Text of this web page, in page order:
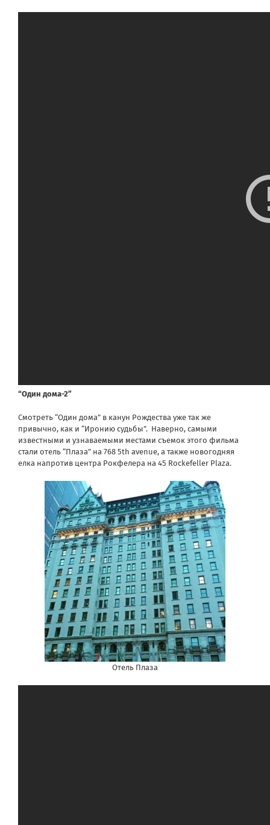
“Один дома-2”
Смотреть “Один дома” в канун Рождества уже так же
привычно, как и “Иронию судьбы”. Наверно, самыми
известными и узнаваемыми местами съемок этого фильма
стали отель “Плаза” на 768 5th avenue, а также новогодняя
елка напротив центра Рокфелера на 45 Rockefeller Plaza.
Отель Плаза